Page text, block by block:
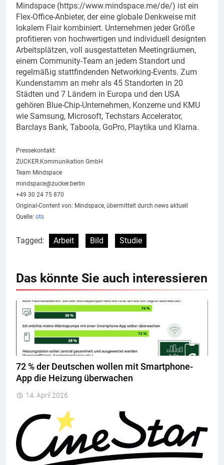
Mindspace (https://www.mindspace.me/de/) ist ein
Flex-Office-Anbieter, der eine globale Denkweise mit
lokalem Flair kombiniert. Unternehmen jeder Größe
profitieren von hochwertigen und individuell designten
Arbeitsplätzen, voll ausgestatteten Meetingräumen,
einem Community-Team an jedem Standort und
regelmäßig stattfindenden Networking-Events. Zum
Kundenstamm an mehr als 45 Standorten in 20
Städten und 7 Ländern in Europa und den USA
gehören Blue-Chip-Unternehmen, Konzerne und KMU
wie Samsung, Microsoft, Techstars Accelerator,
Barclays Bank, Taboola, GoPro, Playtika und Klarna.
Pressekontakt:
ZUCKER.Kommunikation GmbH
Team Mindspace
mindspace@zucker.berlin
+49 30 24 75 870
Original-Content von: Mindspace, übermittelt durch news aktuell
Quelle: ots
Tagged: Arbeit Bild Studie
Das könnte Sie auch interessieren
72 % der Deutschen wollen mit Smartphone-
App die Heizung überwachen
14. April 2026